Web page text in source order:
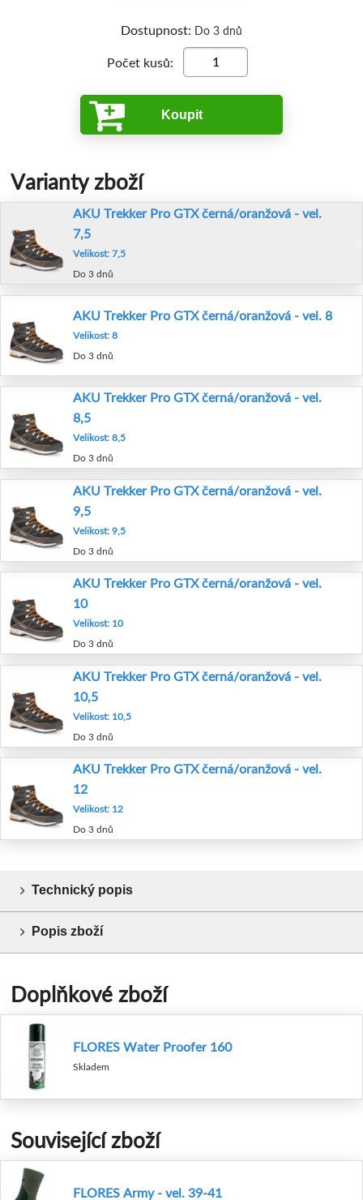
Dostupnost: Do 3 dnů
Počet kusů:
Koupit
Varianty zboží
AKU Trekker Pro GTX černá/oranžová - vel.
7,5
Velikost: 7,5
Do 3 dnů
AKU Trekker Pro GTX černá/oranžová - vel. 8
Velikost: 8
Do 3 dnů
AKU Trekker Pro GTX černá/oranžová - vel.
8,5
Velikost: 8,5
Do 3 dnů
AKU Trekker Pro GTX černá/oranžová - vel.
9,5
Velikost: 9,5
Do 3 dnů
AKU Trekker Pro GTX černá/oranžová - vel.
10
Velikost: 10
Do 3 dnů
AKU Trekker Pro GTX černá/oranžová - vel.
10,5
Velikost: 10,5
Do 3 dnů
AKU Trekker Pro GTX černá/oranžová - vel.
12
Velikost: 12
Do 3 dnů
Technický popis
Popis zboží
Doplňkové zboží
FLORES Water Proofer 160
Skladem
Související zboží
FLORES Army - vel. 39-41